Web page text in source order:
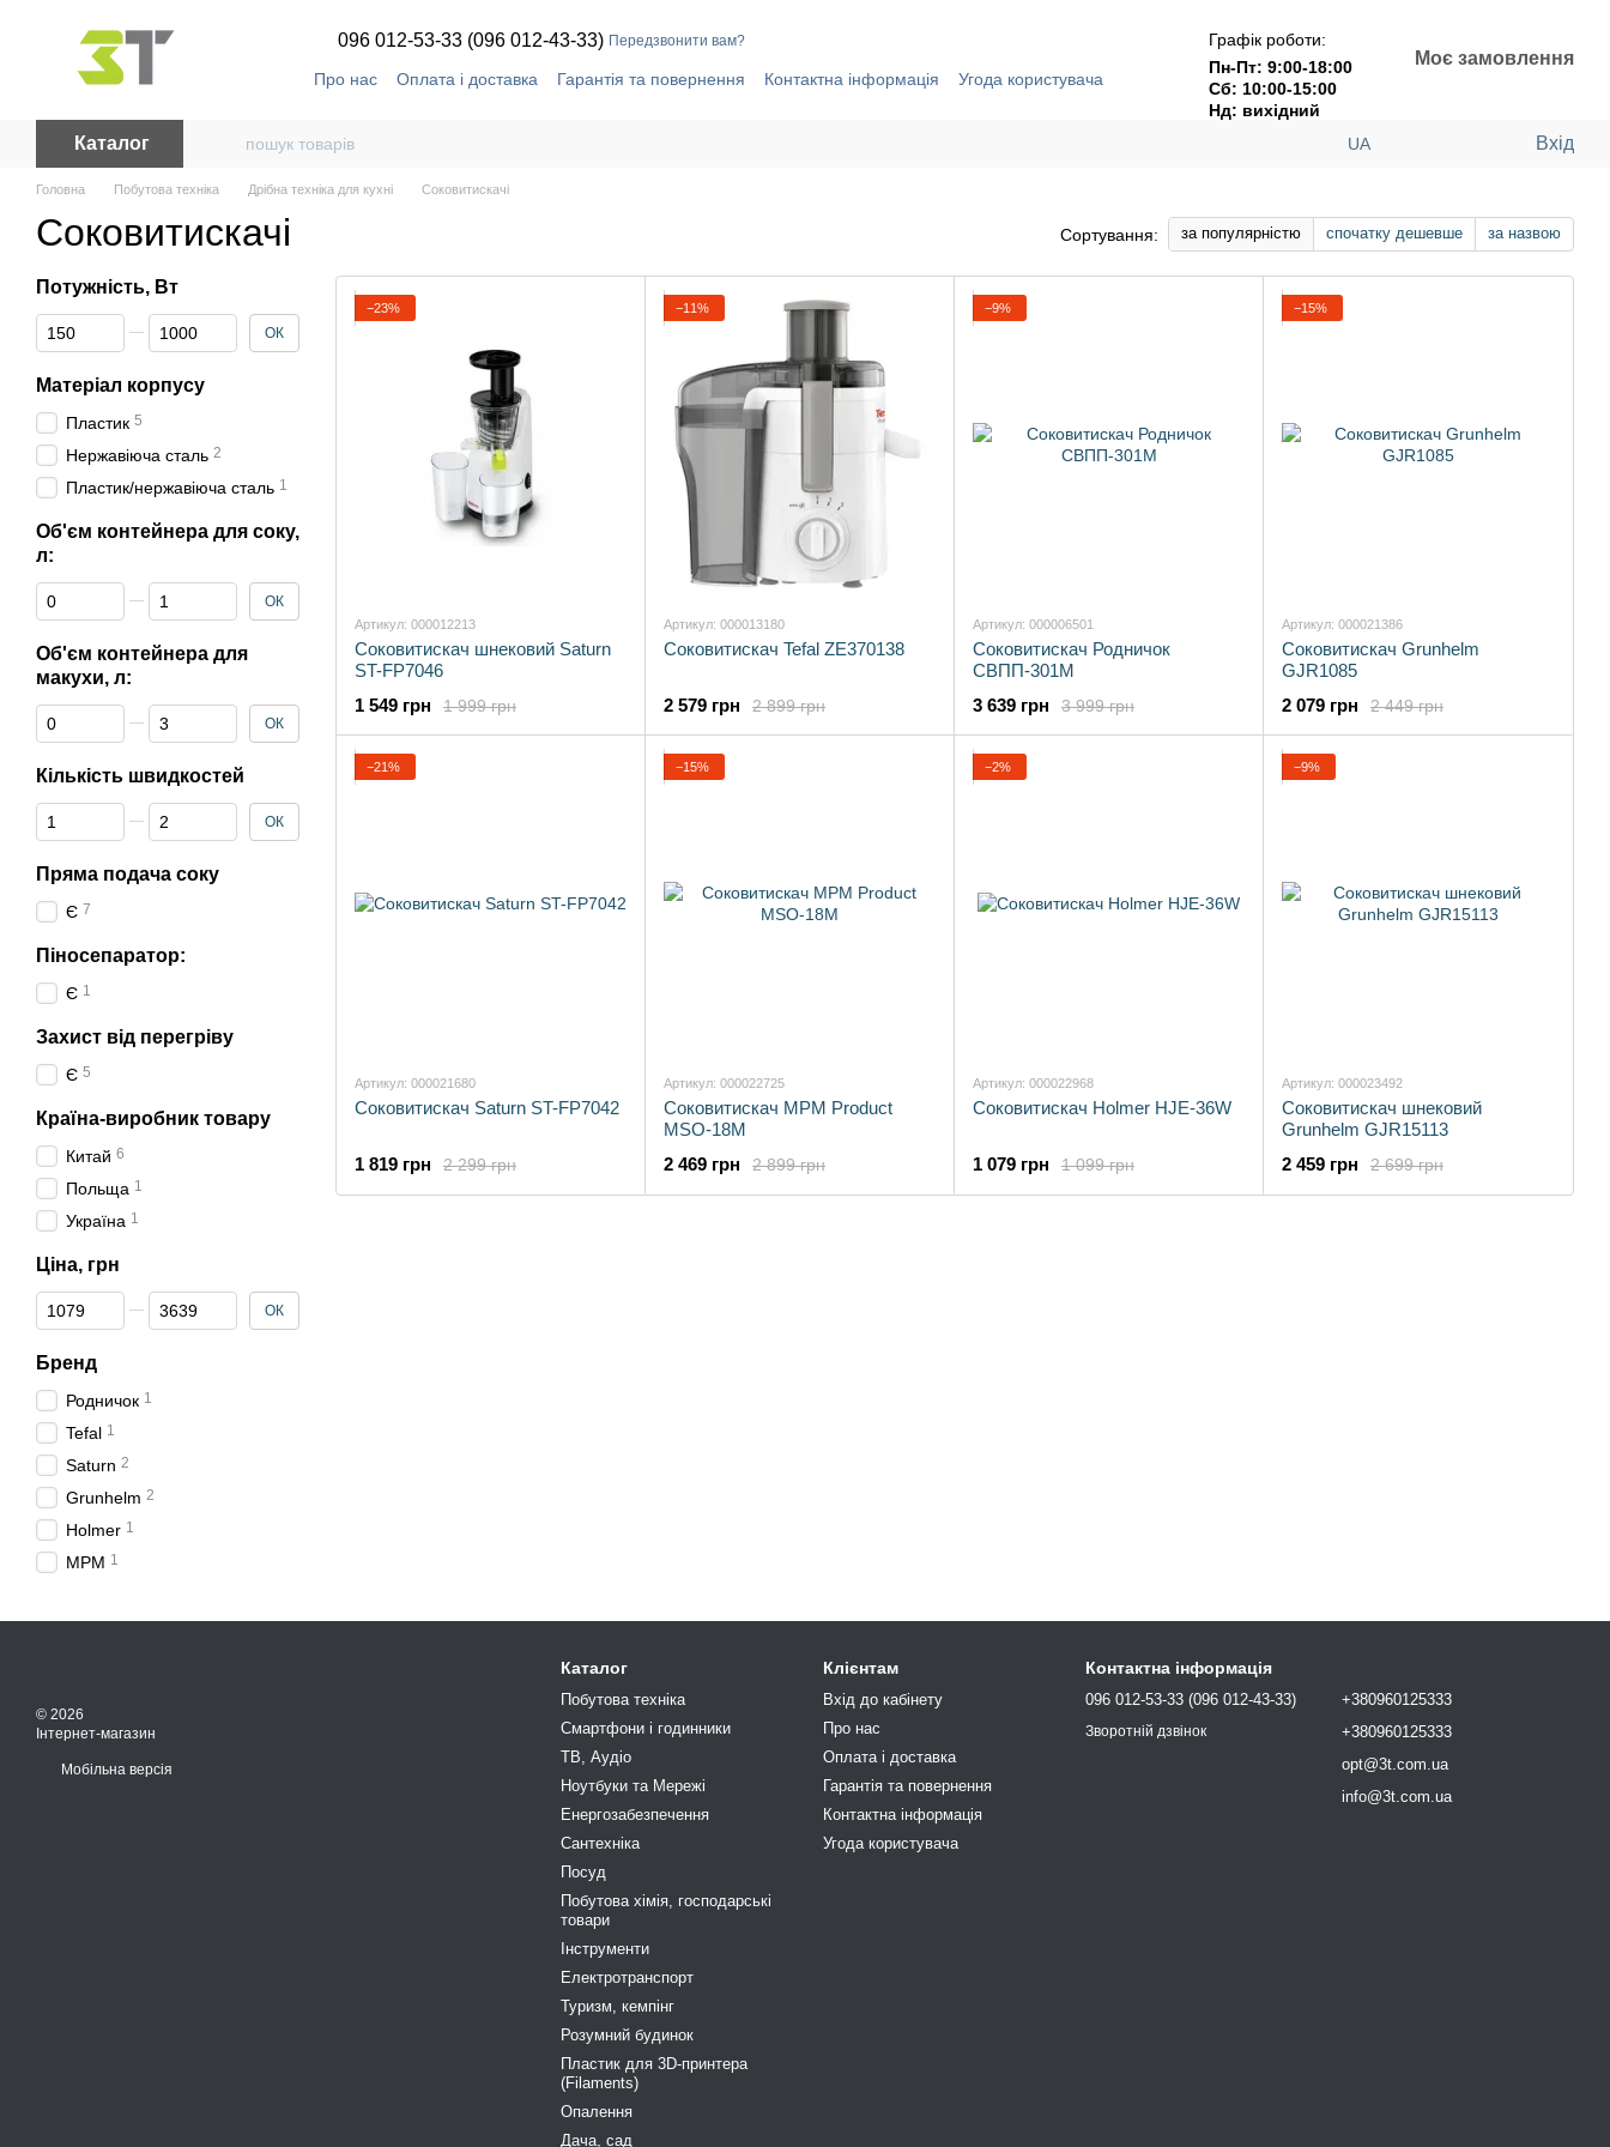
096 012-53-33 (096 012-43-33) Передзвонити вам?
Про нас Оплата і доставка Гарантія та повернення Контактна інформація Угода користувача
Графік роботи:
Пн-Пт: 9:00-18:00
Сб: 10:00-15:00
Нд: вихідний
Моє замовлення
Каталог UA Вхід
Головна Побутова техніка Дрібна техніка для кухні Соковитискачі
Соковитискачі Сортування: за популярністю спочатку дешевше за назвою
−23%
Артикул: 000012213
Соковитискач шнековий Saturn
ST-FP7046
1 999 грн
1 549 грн
−11%
Артикул: 000013180
Соковитискач Tefal ZE370138
2 899 грн
2 579 грн
−9%
Артикул: 000006501
Соковитискач Родничок
СВПП-301М
3 999 грн
3 639 грн
−15%
Артикул: 000021386
Соковитискач Grunhelm
GJR1085
2 449 грн
2 079 грн
−21%
Артикул: 000021680
Соковитискач Saturn ST-FP7042
2 299 грн
1 819 грн
−15%
Артикул: 000022725
Соковитискач MPM Product
MSO-18M
2 899 грн
2 469 грн
−2%
Артикул: 000022968
Соковитискач Holmer HJE-36W
1 099 грн
1 079 грн
−9%
Артикул: 000023492
Соковитискач шнековий
Grunhelm GJR15113
2 699 грн
2 459 грн
Потужність, Вт
Від Потужність, Вт
До Потужність, Вт ОК
Матеріал корпусу
Пластик 5
Нержавіюча сталь 2
Пластик/нержавіюча сталь 1
Об'єм контейнера для соку,
л:
Від Об'єм контейнера для соку, л:
До Об'єм контейнера для соку, л:
ОК
Об'єм контейнера для
макухи, л:
Від Об'єм контейнера для макухи, л:
До Об'єм контейнера для макухи, л:
ОК
Кількість швидкостей
Від Кількість швидкостей
До Кількість швидкостей ОК
Пряма подача соку
Є 7
Піносепаратор:
Є 1
Захист від перегріву
Є 5
Країна-виробник товару
Китай 6
Польща 1
Україна 1
Ціна, грн
Від Ціна, грн
До Ціна, грн ОК
Бренд
Родничок 1
Tefal 1
Saturn 2
Grunhelm 2
Holmer 1
MPM 1
© 2026
Інтернет-магазин
Мобільна версія
Каталог
Побутова техніка
Смартфони і годинники
ТВ, Аудіо
Ноутбуки та Мережі
Енергозабезпечення
Сантехніка
Посуд
Побутова хімія, господарськi
товари
Інструменти
Електротранспорт
Туризм, кемпiнг
Розумний будинок
Пластик для 3D-принтера
(Filaments)
Опалення
Дача, сад
Клієнтам
Вхід до кабінету
Про нас
Оплата і доставка
Гарантія та повернення
Контактна інформація
Угода користувача
Контактна інформація
096 012-53-33 (096 012-43-33)
Зворотній дзвінок
+380960125333
+380960125333
opt@3t.com.ua
info@3t.com.ua